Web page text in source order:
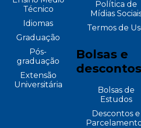
Técnico
Idiomas
Graduação
Pós-
graduação
Extensão
Universitária
Política de
Mídias
Termos de
Bolsas e
descontos
Bolsas de
Estudos
Descontos e